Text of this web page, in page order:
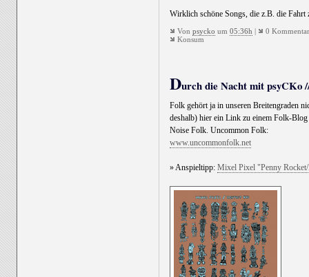
Wirklich schöne Songs, die z.B. die
Von psycko um 05:36h |
0
Konsum
Durch die Nacht mit psyCKo
Folk gehört ja in unseren Breitengraden
deshalb) hier ein Link zu einem Folk-
Noise Folk. Uncommon Folk:
www.uncommonfolk.net
» Anspieltipp: Mixel Pixel "Penny